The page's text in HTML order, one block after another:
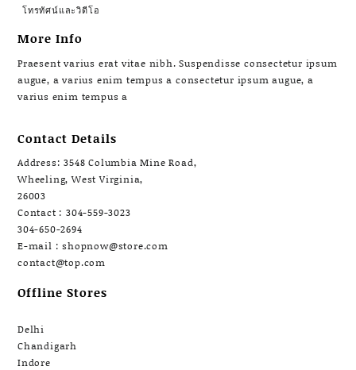
โทรทัศน์และวิดีโอ
More Info
Praesent varius erat vitae nibh. Suspendisse consectetur ipsum
augue, a varius enim tempus a consectetur ipsum augue, a
varius enim tempus a
Contact Details
Address: 3548 Columbia Mine Road,
Wheeling, West Virginia,
26003
Contact : 304-559-3023
304-650-2694
E-mail : shopnow@store.com
contact@top.com
Offline Stores
Delhi
Chandigarh
Indore